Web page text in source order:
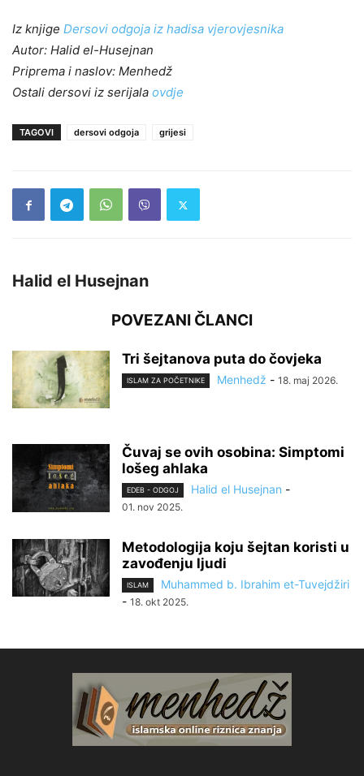
Iz knjige Dersovi odgoja iz hadisa vjerovjesnika
Autor: Halid el-Husejnan
Priprema i naslov: Menhedž
Ostali dersovi iz serijala ovdje
TAGOVI dersovi odgoja grijesi
Halid el Husejnan
POVEZANI ČLANCI
Tri šejtanova puta do čovjeka
ISLAM ZA POČETNIKE Menhedž - 18. maj 2026.
Čuvaj se ovih osobina: Simptomi
lošeg ahlaka
EDEB - ODGOJ Halid el Husejnan -
01. nov 2025.
Metodologija koju šejtan koristi u
zavođenju ljudi
ISLAM
Muhammed b. Ibrahim et-Tuvejdžiri
- 18. okt 2025.